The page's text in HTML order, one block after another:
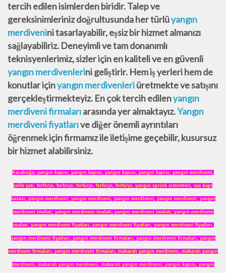
tercih edilen isimlerden biridir. Talep ve
gereksinimleriniz doğrultusunda her türlüyangın
merdivenini tasarlayabilir, eşsiz bir hizmet almanızı
sağlayabiliriz. Deneyimli ve tam donanımlı
teknisyenlerimiz, sizler için en kaliteli ve en güvenli
yangın merdivenlerini geliştirir. Hem iş yerleri hem de
konutlar içinyangın merdivenleriüretmekte ve satışını
gerçekleştirmekteyiz. En çok tercih edilenyangın
merdiveni firmalarıarasında yer almaktayız.Yangın
merdiveni fiyatlarıve diğer önemli ayrıntıları
öğrenmek için firmamız ile iletişime geçebilir, kusursuz
bir hizmet alabilirsiniz.
Karaboğa; yangın kapısı, yangın kapısı, yangın kapısı, yangın kapısı, yangın merdiveni,
çelik çatı, ferforje, ferforje, ferforje, ferforje, ferforje, yangın sprink sistemleri, sac kapı
kasası, yangın merdiveni, yangın merdiveni, yangın merdiveni, yangın merdiveni, yangın
merdiveni imalatı, yangın merdiveni imalatı, yangın merdiveni imalatı, yangın merdiveni
imalatı, yangın merdiveni fiyatları, yangın merdiveni fiyatları, yangın merdiveni fiyatları,
yangın merdiveni fiyatları, yangın merdiveni firmaları, yangın merdiveni firmaları, yangın
merdiveni firmaları, yangın merdiveni firmaları, makaralı yangın merdiveni, makaralı yangın
merdiveni, makaralı yangın merdiveni, makaralı yangın merdiveni, yangın kapısı, yangın